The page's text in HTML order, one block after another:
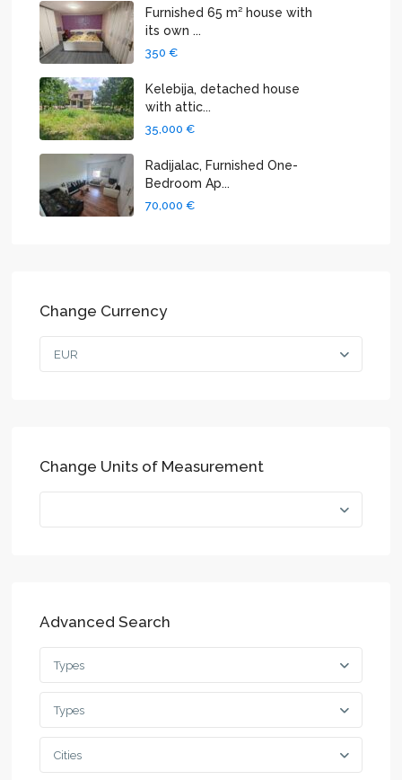
Furnished 65 m² house with
its own ...
350 €
Kelebija, detached house
with attic...
35,000 €
Radijalac, Furnished One-
Bedroom Ap...
70,000 €
Change Currency
EUR
Change Units of Measurement
Advanced Search
Types
Types
Cities